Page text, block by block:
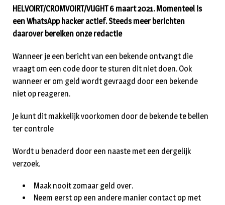
HELVOIRT/CROMVOIRT/VUGHT 6 maart 2021. Momenteel is
een WhatsApp hacker actief. Steeds meer berichten
daarover bereiken onze redactie
Wanneer je een bericht van een bekende ontvangt die
vraagt om een code door te sturen dit niet doen. Ook
wanneer er om geld wordt gevraagd door een bekende
niet op reageren.
Je kunt dit makkelijk voorkomen door de bekende te bellen
ter controle
Wordt u benaderd door een naaste met een dergelijk
verzoek.
Maak nooit zomaar geld over.
Neem eerst op een andere manier contact op met